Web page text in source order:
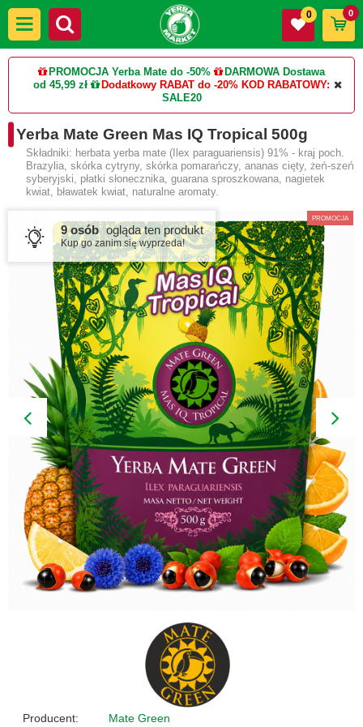
PROMOCJA Yerba Mate do -50%
DARMOWA Dostawa
od 45,99 zł
Dodatkowy RABAT do -20% KOD RABATOWY:
SALE20
0 0
Yerba Mate Green Mas IQ Tropical 500g
Składniki: herbata yerba mate (Ilex paraguariensis) 91% - kraj poch.
Brazylia, skórka cytryny, skórka pomarańczy, ananas cięty, żeń-szeń
syberyjski, płatki słonecznika, guarana sproszkowana, nagietek
kwiat, bławatek kwiat, naturalne aromaty.
PROMOCJA
9 osób ogląda ten produkt
Kup go zanim się wyprzeda!
Producent:
Mate Green